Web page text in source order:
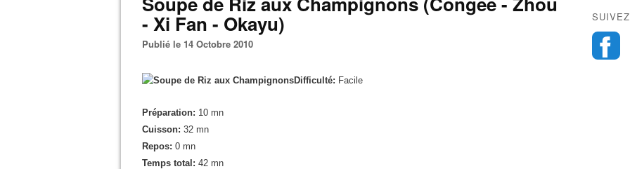
- Xi Fan - Okayu)
Publié le 14 Octobre 2010
Difficulté: Facile
Préparation: 10 mn
Cuisson: 32 mn
Repos: 0 mn
Temps total: 42 mn